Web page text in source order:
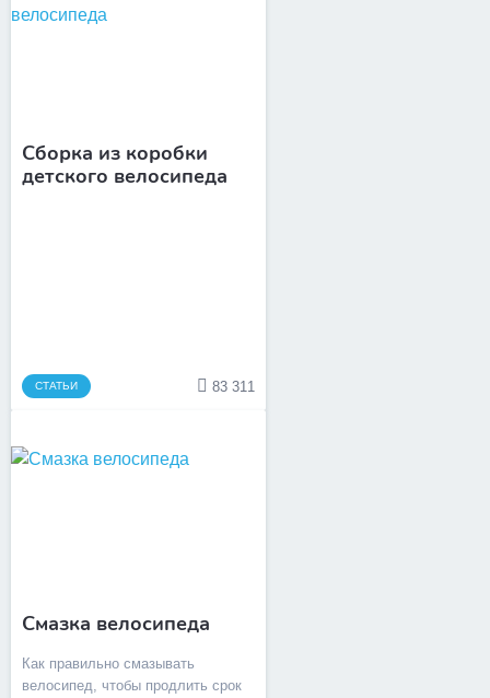
Сборка из коробки
детского велосипеда
СТАТЬИ 83 311
Смазка велосипеда
Как правильно смазывать
велосипед, чтобы продлить срок